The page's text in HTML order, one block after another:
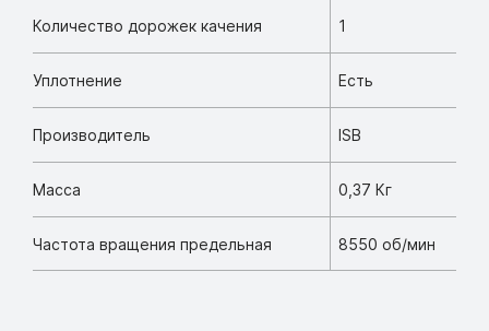
Количество дорожек качения 1
Уплотнение Есть
Производитель ISB
Масса 0,37 Кг
Частота вращения предельная 8550 об/мин